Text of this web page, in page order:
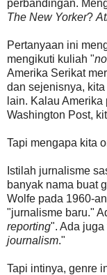
perbandingan.
The New Yorker?
Pertanyaan ini
mengikuti kuliah "
Amerika Serikat
dan sejenisnya,
lain. Kalau
Washington Post,
Tapi mengapa kita
Istilah jurnalisme
banyak nama buat
Wolfe pada 1960-
"jurnalisme baru."
reporting". Ada
journalism."
Tapi intinya, genre